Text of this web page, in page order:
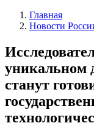
Главная
Новости
уникальном
станут